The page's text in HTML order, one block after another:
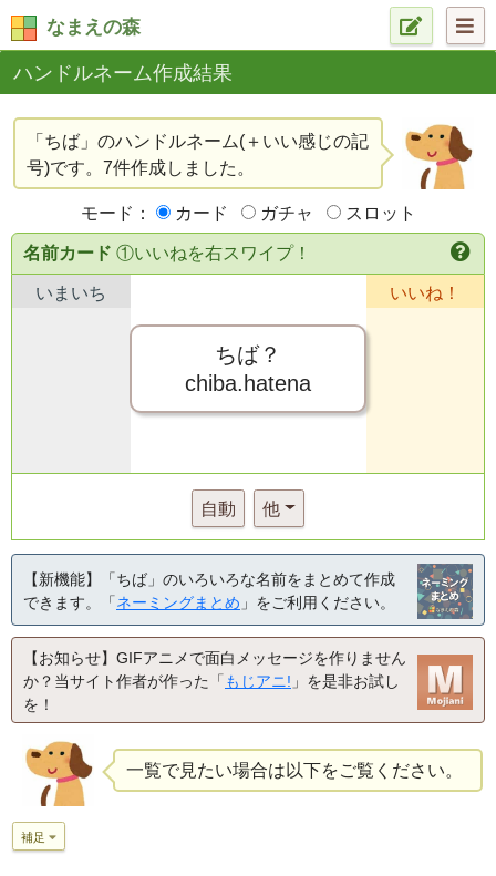
なまえの森
ハンドルネーム作成結果
「ちば」のハンドルネーム(＋いい感じの記
号)です。7件作成しました。
モード： カード ガチャ スロット
名前カード ①いいねを右スワイプ！
いまいち
ちば？
chiba.hatena
いいね！
自動 他
【新機能】「ちば」のいろいろな名前をまとめて作成
できます。「ネーミングまとめ 」をご利用ください。
【お知らせ】GIFアニメで面白メッセージを作りません
か？当サイト作者が作った「 もじアニ! 」を是非お試し
を！
一覧で見たい場合は以下をご覧ください。
補足